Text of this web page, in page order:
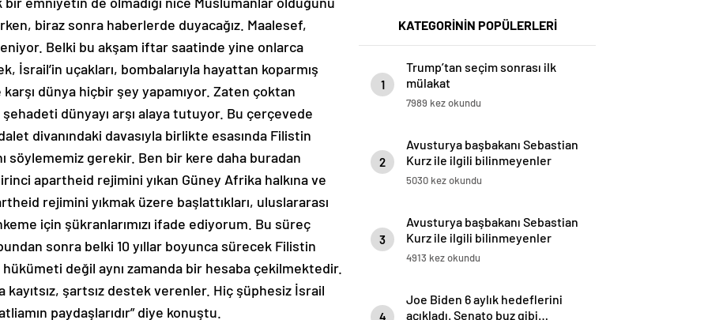
biraz sonra haberlerde duyacağız. Maalesef,
Belki bu akşam iftar saatinde yine onlarca
İsrail’in uçakları, bombalarıyla hayattan koparmış
dünya hiçbir şey yapamıyor. Zaten çoktan
dünyayı arşı alaya tutuyor. Bu çerçevede
divanındaki davasıyla birlikte esasında Filistin
söylememiz gerekir. Ben bir kere daha buradan
apartheid rejimini yıkan Güney Afrika halkına ve
rejimini yıkmak üzere başlattıkları, uluslararası
için şükranlarımızı ifade ediyorum. Bu süreç
sonra belki 10 yıllar boyunca sürecek Filistin
değil aynı zamanda bir hesaba çekilmektedir.
kayıtsız, şartsız destek verenler. Hiç şüphesiz İsrail
paydaşlarıdır” diye konuştu.
1
mülakat
7989 kez okundu
2
Kurz ile ilgili bilinmeyenler
5030 kez okundu
3
Kurz ile ilgili bilinmeyenler
4913 kez okundu
4
açıkladı. Senato buz gibi…